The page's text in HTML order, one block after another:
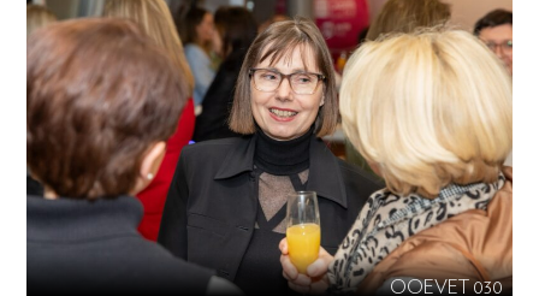
OOEVET 030